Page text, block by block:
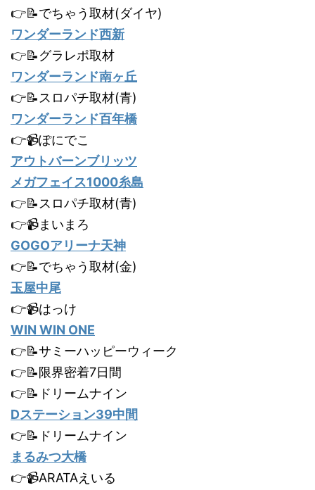
👉📝でちゃう取材(ダイヤ)
ワンダーランド西新
👉📝グラレポ取材
ワンダーランド南ヶ丘
👉📝スロパチ取材(青)
ワンダーランド百年橋
👉📹ぽにでこ
アウトバーンブリッツ
メガフェイス1000糸島
👉📝スロパチ取材(青)
👉📹まいまろ
GOGOアリーナ天神
👉📝でちゃう取材(金)
玉屋中尾
👉📹はっけ
WIN WIN ONE
👉📝サミーハッピーウィーク
👉📝限界密着7日間
👉📝ドリームナイン
Dステーション39中間
👉📝ドリームナイン
まるみつ大橋
👉📹ARATAえいる